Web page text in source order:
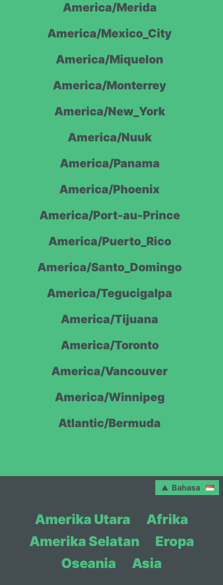
America/Merida
America/Mexico_City
America/Miquelon
America/Monterrey
America/New_York
America/Nuuk
America/Panama
America/Phoenix
America/Port-au-Prince
America/Puerto_Rico
America/Santo_Domingo
America/Tegucigalpa
America/Tijuana
America/Toronto
America/Vancouver
America/Winnipeg
Atlantic/Bermuda
Bahasa
Amerika Utara
Afrika
Amerika Selatan
Eropa
Oseania
Asia